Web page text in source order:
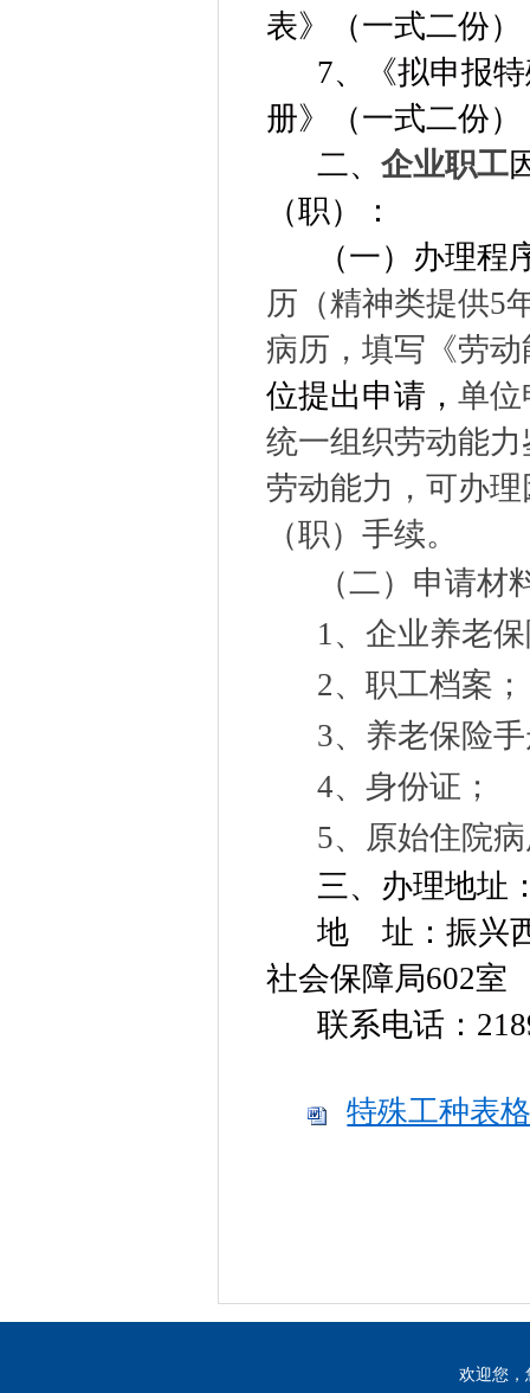
表》
（一式二份
7、《拟申报
册》（一式二份）
二、企业职工
（职）：
（一）办理程
历（精神类提供5
病历，填写《劳
位提出申请，单位
统一组织劳动能
劳动能力，可办
（职）手续。
（二）申请材
1、企业养老
2、职工档案；
3、养老保险
4、身份证；
5、原始住院
三、办理地址
地 址：振兴
社会保障局602室
联系电话：
特殊工种表
欢迎您，